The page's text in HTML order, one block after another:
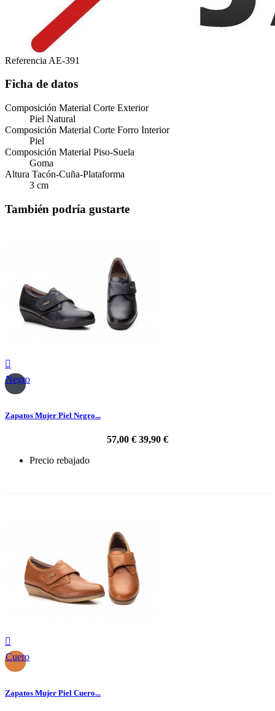
Referencia AE-391
Ficha de datos
Composición Material Corte Exterior
Piel Natural
Composición Material Corte Forro Interior
Piel
Composición Material Piso-Suela
Goma
Altura Tacón-Cuña-Plataforma
3 cm
También podría gustarte

Negro
Zapatos Mujer Piel Negro...
57,00 € 39,90 €
Precio rebajado

Cuero
Zapatos Mujer Piel Cuero...